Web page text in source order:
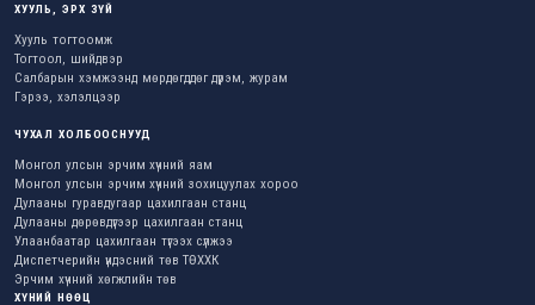
ХУУЛЬ, ЭРХ ЗҮЙ
Хууль тогтоомж
Тогтоол, шийдвэр
Салбарын хэмжээнд мөрдөгддөг дүрэм, журам
Гэрээ, хэлэлцээр
ЧУХАЛ ХОЛБООСНУУД
Монгол улсын эрчим хүчний яам
Монгол улсын эрчим хүчний зохицуулах хороо
Дулааны гуравдугаар цахилгаан станц
Дулааны дөрөвдүгээр цахилгаан станц
Улаанбаатар цахилгаан түгээх сүлжээ
Диспетчерийн үндэсний төв ТӨХХК
Эрчим хүчний хөгжлийн төв
ХҮНИЙ НӨӨЦ